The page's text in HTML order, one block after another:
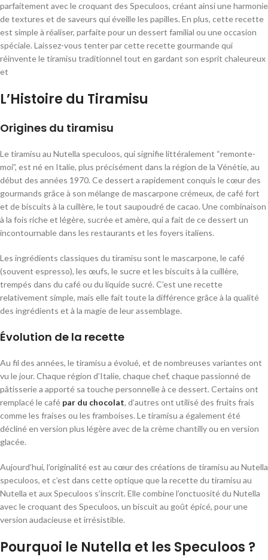
parfaitement avec le croquant des Speculoos, créant ainsi une harmonie
de textures et de saveurs qui éveille les papilles. En plus, cette recette
est simple à réaliser, parfaite pour un dessert familial ou une occasion
spéciale. Laissez-vous tenter par cette recette gourmande qui
réinvente le tiramisu traditionnel tout en gardant son esprit chaleureux
et
L’Histoire du Tiramisu
Origines du tiramisu
Le tiramisu au Nutella speculoos, qui signifie littéralement “remonte-
moi”, est né en Italie, plus précisément dans la région de la Vénétie, au
début des années 1970. Ce dessert a rapidement conquis le cœur des
gourmands grâce à son mélange de mascarpone crémeux, de café fort
et de biscuits à la cuillère, le tout saupoudré de cacao. Une combinaison
à la fois riche et légère, sucrée et amère, qui a fait de ce dessert un
incontournable dans les restaurants et les foyers italiens.
Les ingrédients classiques du tiramisu sont le mascarpone, le café
(souvent espresso), les œufs, le sucre et les biscuits à la cuillère,
trempés dans du café ou du liquide sucré. C’est une recette
relativement simple, mais elle fait toute la différence grâce à la qualité
des ingrédients et à la magie de leur assemblage.
Évolution de la recette
Au fil des années, le tiramisu a évolué, et de nombreuses variantes ont
vu le jour. Chaque région d’Italie, chaque chef, chaque passionné de
pâtisserie a apporté sa touche personnelle à ce dessert. Certains ont
remplacé le café par du chocolat, d’autres ont utilisé des fruits frais
comme les fraises ou les framboises. Le tiramisu a également été
décliné en version plus légère avec de la crème chantilly ou en version
glacée.
Aujourd’hui, l’originalité est au cœur des créations de tiramisu au Nutella
speculoos, et c’est dans cette optique que la recette du tiramisu au
Nutella et aux Speculoos s’inscrit. Elle combine l’onctuosité du Nutella
avec le croquant des Speculoos, un biscuit au goût épicé, pour une
version audacieuse et irrésistible.
Pourquoi le Nutella et les Speculoos ?